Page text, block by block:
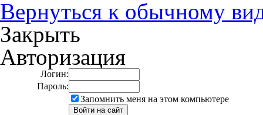
Вернуться к обычному
Закрыть
Авторизация
Логин:
Пароль:
Запомнить меня на этом компьютере